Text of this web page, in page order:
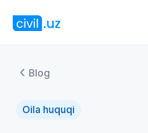
Blog
Oila huquqi